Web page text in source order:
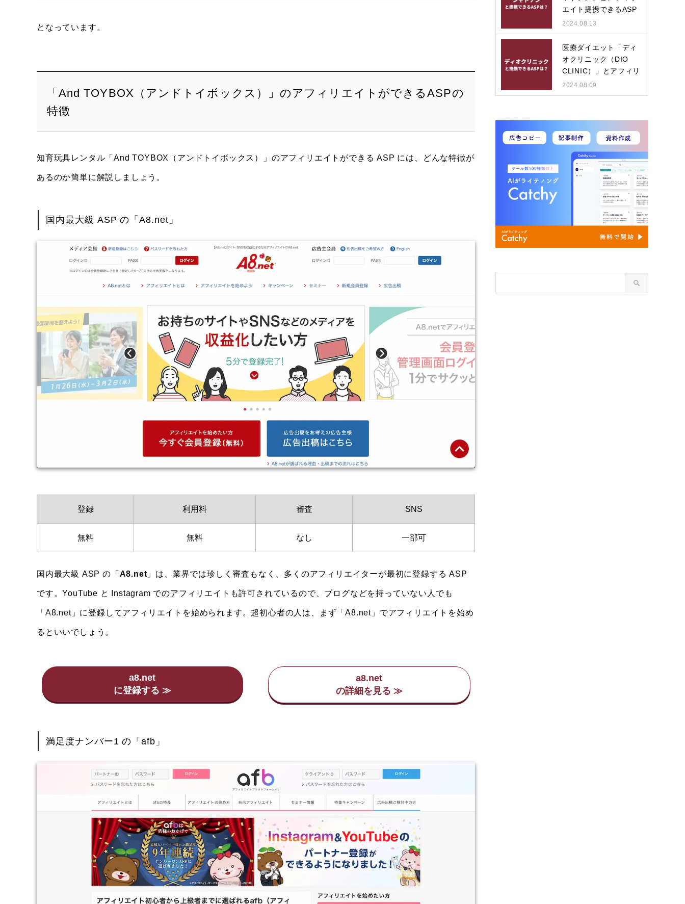
となっています。
「And TOYBOX（アンドトイボックス）」のアフィリエイトができるASPの
特徴
知育玩具レンタル「And TOYBOX（アンドトイボックス）」のアフィリエイトができる ASP には、どんな特徴が
あるのか簡単に解説しましょう。
国内最大級 ASP の「A8.net」
登録 利用料 審査 SNS
無料 無料 なし 一部可
国内最大級 ASP の「 A8.net 」は、業界では珍しく審査もなく、多くのアフィリエイターが最初に登録する ASP
です。YouTube と Instagram でのアフィリエイトも許可されているので、ブログなどを持っていない人でも
「A8.net」に登録してアフィリエイトを始められます。超初心者の人は、まず「A8.net」でアフィリエイトを始め
るといいでしょう。
a8.net a8.net
満足度ナンバー1 の「afb」
エイト提携できるASP
は？
2024.08.13
医療ダイエット「ディ
オクリニック（DIO
CLINIC）」とアフィリ
エイ…
2024.08.09